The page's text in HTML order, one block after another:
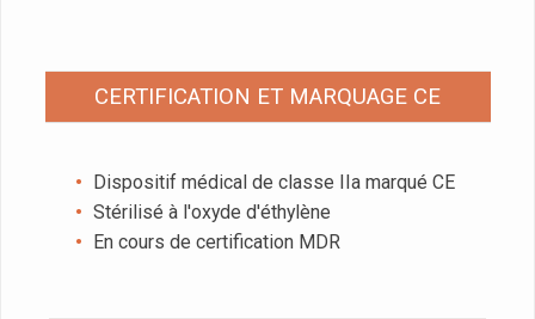
CERTIFICATION ET MARQUAGE CE
Dispositif médical de classe IIa marqué CE
Stérilisé à l'oxyde d'éthylène
En cours de certification MDR